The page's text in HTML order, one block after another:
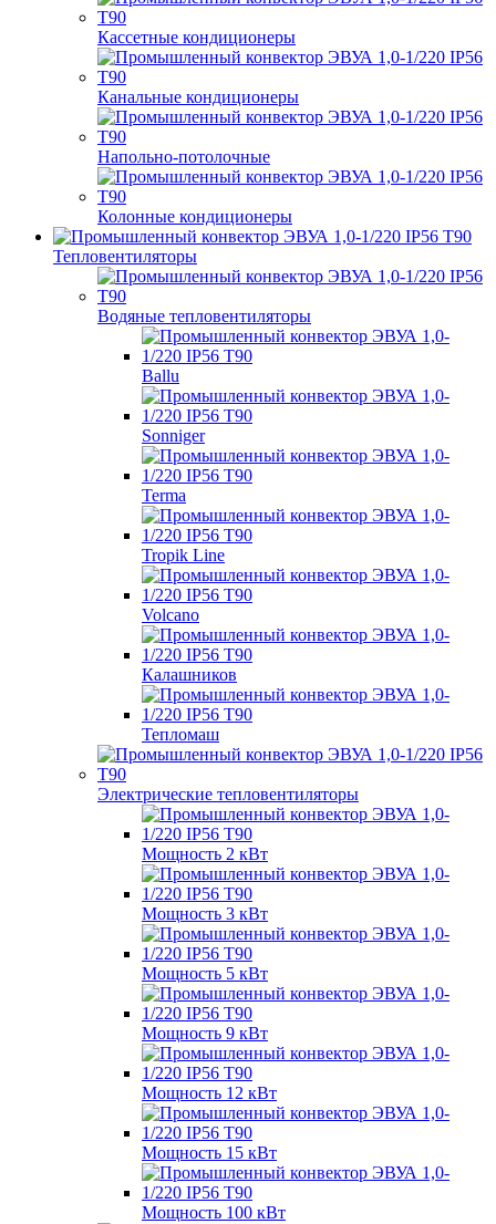
Кассетные кондиционеры
Канальные кондиционеры
Напольно-потолочные
Колонные кондиционеры
Тепловентиляторы
Водяные тепловентиляторы
Ballu
Sonniger
Terma
Tropik Line
Volcano
Калашников
Тепломаш
Электрические тепловентиляторы
Мощность 2 кВт
Мощность 3 кВт
Мощность 5 кВт
Мощность 9 кВт
Мощность 12 кВт
Мощность 15 кВт
Мощность 100 кВт